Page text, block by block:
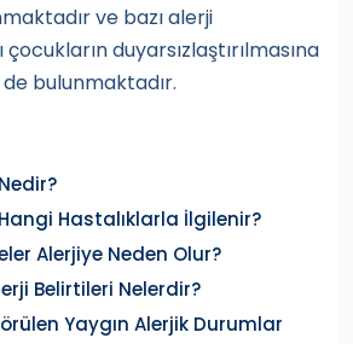
ve bazı alerji
duyarsızlaştırılmasına
bulunmaktadır.
Hastalıklarla İlgilenir?
Alerjiye Neden Olur?
Belirtileri Nelerdir?
Yaygın Alerjik Durumlar